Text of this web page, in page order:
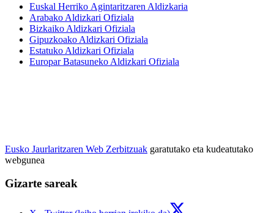
Euskal Herriko Agintaritzaren Aldizkaria
Arabako Aldizkari Ofiziala
Bizkaiko Aldizkari Ofiziala
Gipuzkoako Aldizkari Ofiziala
Estatuko Aldizkari Ofiziala
Europar Batasuneko Aldizkari Ofiziala
Eusko Jaurlaritzaren Web Zerbitzuak garatutako eta kudeatutako
webgunea
Gizarte sareak